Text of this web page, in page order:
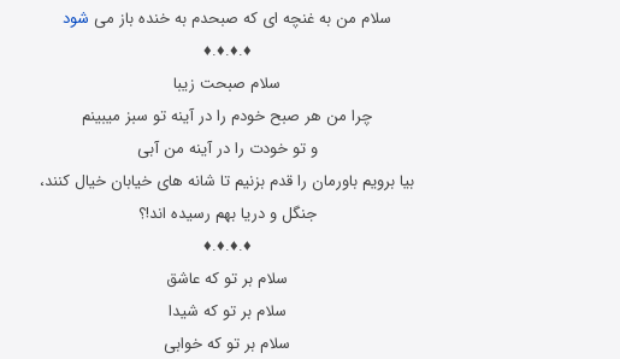
سلام من به غنچه ای که صبحدم به خنده باز می شود
♦.♦.♦.♦
سلام صبحت زیبا
چرا من هر صبح خودم را در آینه تو سبز میبینم
و تو خودت را در آینه من آبی
بیا برویم باورمان را قدم بزنیم تا شانه های خیابان خیال کنند،
جنگل و دریا بهم رسیده اند!؟
♦.♦.♦.♦
سلام بر تو که عاشق
سلام بر تو که شیدا
سلام بر تو که خوابی